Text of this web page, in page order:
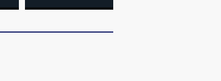
粒摇头丸 尿检体内含3种
度Z世代 用街头抗争将教